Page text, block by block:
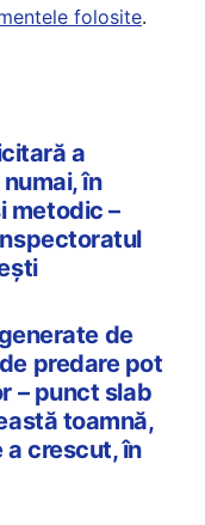
folosite.
a
în
metodic –
de
predare pot
– punct slab
toamnă,
crescut, în